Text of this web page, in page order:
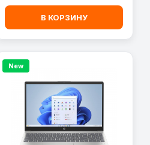
(LAPASF1504VABQ336)
В КОРЗИНУ
New